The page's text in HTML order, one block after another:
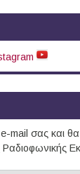
mail σας και θα
Ραδιοφωνικής